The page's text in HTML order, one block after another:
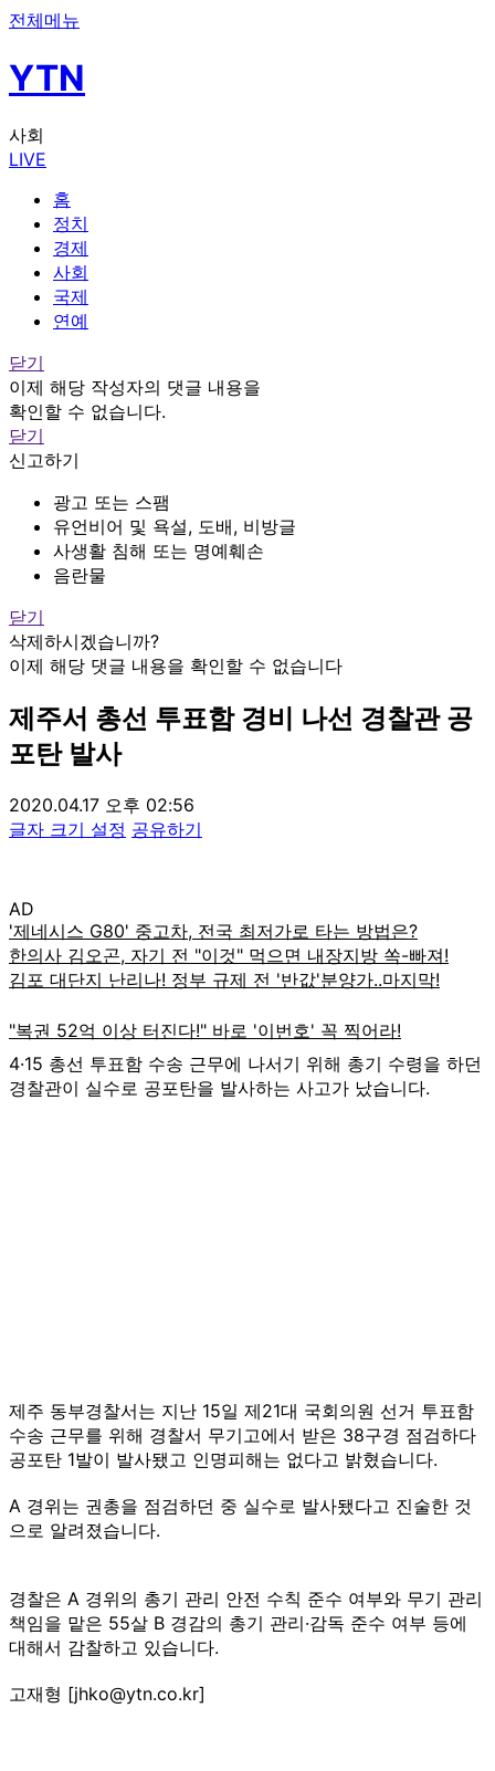
전체메뉴
YTN
사회
LIVE
홈
정치
경제
사회
국제
연예
닫기
이제 해당 작성자의 댓글 내용을
확인할 수 없습니다.
닫기
신고하기
광고 또는 스팸
유언비어 및 욕설, 도배, 비방글
사생활 침해 또는 명예훼손
음란물
닫기
삭제하시겠습니까?
이제 해당 댓글 내용을 확인할 수 없습니다
제주서 총선 투표함 경비 나선 경찰관 공
포탄 발사
2020.04.17 오후 02:56
글자 크기 설정 공유하기
AD
4·15 총선 투표함 수송 근무에 나서기 위해 총기 수령을 하던
경찰관이 실수로 공포탄을 발사하는 사고가 났습니다.
제주 동부경찰서는 지난 15일 제21대 국회의원 선거 투표함
수송 근무를 위해 경찰서 무기고에서 받은 38구경 점검하다
공포탄 1발이 발사됐고 인명피해는 없다고 밝혔습니다.
A 경위는 권총을 점검하던 중 실수로 발사됐다고 진술한 것
으로 알려졌습니다.
경찰은 A 경위의 총기 관리 안전 수칙 준수 여부와 무기 관리
책임을 맡은 55살 B 경감의 총기 관리·감독 준수 여부 등에
대해서 감찰하고 있습니다.
고재형 [jhko@ytn.co.kr]